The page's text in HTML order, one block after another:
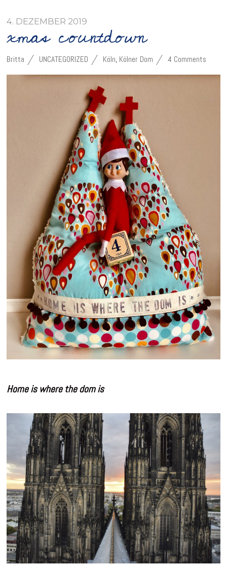
4. DEZEMBER 2019
xmas countdown
Britta UNCATEGORIZED Köln, Kölner Dom 4 Comments
Home is where the dom is